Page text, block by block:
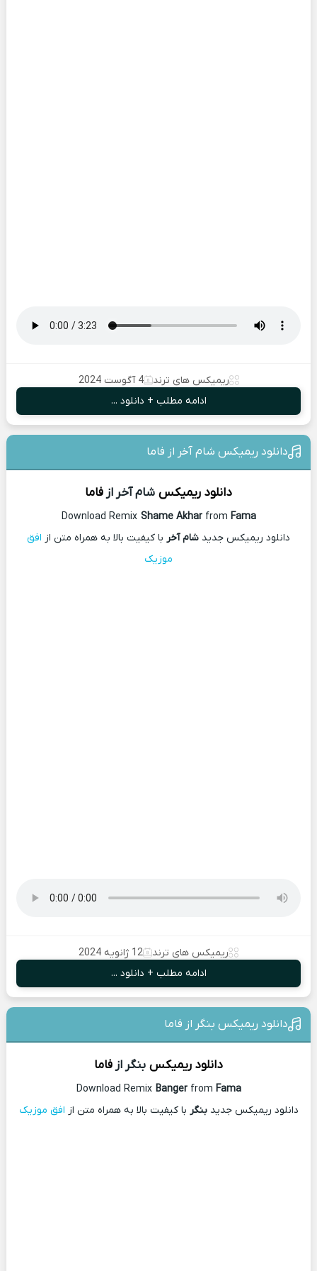
ریمیکس های ترند
4 آگوست 2024
ادامه مطلب + دانلود ...
دانلود ریمیکس شام آخر از فاما
دانلود ریمیکس شام آخر ازفاما
Download Remix Shame Akharfrom Fama
دانلود ریمیکس جدید شام آخر با کیفیت بالا به همراه متن از افق
موزیک
ریمیکس های ترند
12 ژانویه 2024
ادامه مطلب + دانلود ...
دانلود ریمیکس بنگر از فاما
دانلود ریمیکس بنگر ازفاما
Download Remix Bangerfrom Fama
دانلود ریمیکس جدیدبنگر با کیفیت بالا به همراه متن از افق موزیک